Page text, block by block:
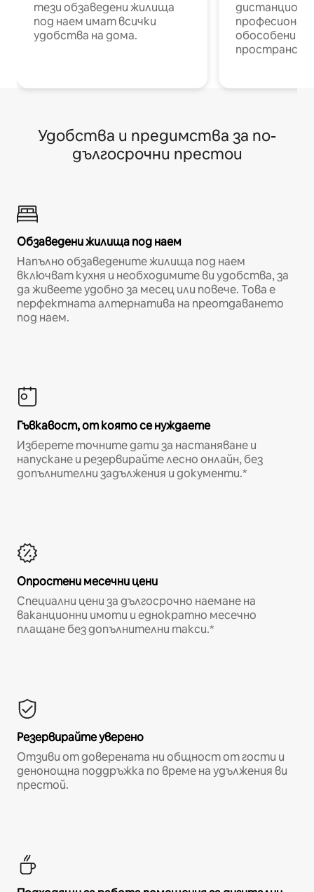
тези обзаведени жилища
под наем имат всички
удобства на дома.
обособени
Удобства и предимства за по-
дългосрочни престои
Обзаведени жилища под наем
Напълно обзаведените жилища под наем
включват кухня и необходимите ви удобства, за
да живеете удобно за месец или повече. Това е
перфектната алтернатива на преотдаването
под наем.
Гъвкавост, от която се нуждаете
Изберете точните дати за настаняване и
напускане и резервирайте лесно онлайн, без
допълнителни задължения и документи.*
Опростени месечни цени
Специални цени за дългосрочно наемане на
ваканционни имоти и еднократно месечно
плащане без допълнителни такси.*
Резервирайте уверено
Отзиви от доверената ни общност от гости и
денонощна поддръжка по време на удължения ви
престой.